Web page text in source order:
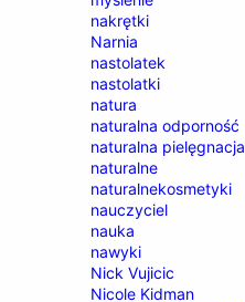
nakrętki
Narnia
nastolatek
nastolatki
natura
naturalna odporność
naturalna pielęgnacja
naturalne
naturalnekosmetyki
nauczyciel
nauka
nawyki
Nick Vujicic
Nicole Kidman